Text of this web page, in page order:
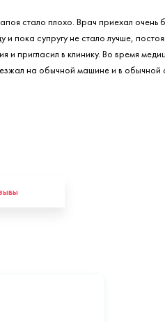
стало плохо. Врач приехал очень
пока супругу не стало лучше,
и пригласил в клинику. Во время
на обычной машине и в обычной